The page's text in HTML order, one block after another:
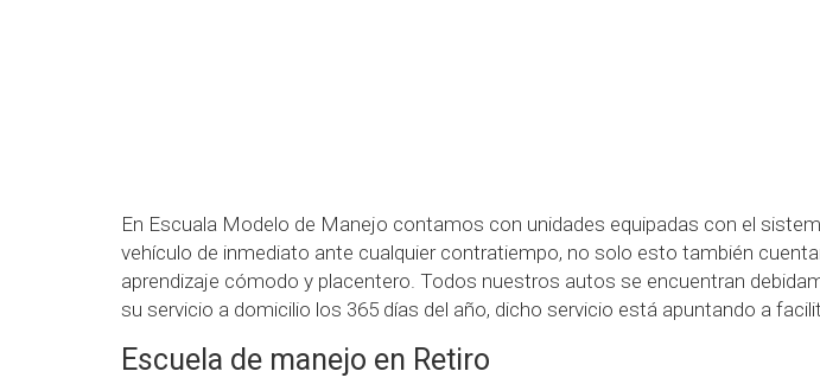
En Escuala Modelo de Manejo contamos con unidades equipadas con el
vehículo de inmediato ante cualquier contratiempo, no solo esto también
aprendizaje cómodo y placentero. Todos nuestros autos se encuentran
su servicio a domicilio los 365 días del año, dicho servicio está apuntando a
Escuela de manejo en Retiro